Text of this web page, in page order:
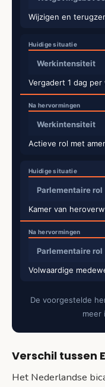
Wijzigen en
Werkintensiteit
Vergadert 1 dag
Werkintensiteit
Actieve rol met
Parlementaire rol
Kamer van
Parlementaire rol
Volwaardige
De voorgestelde
meer
Verschil tussen
Het Nederlandse